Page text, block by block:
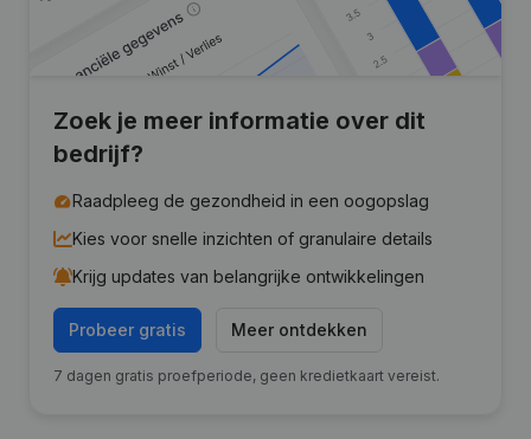
Zoek je meer informatie over dit
bedrijf?
Raadpleeg de gezondheid in een oogopslag
Kies voor snelle inzichten of granulaire details
Krijg updates van belangrijke ontwikkelingen
Probeer gratis Meer ontdekken
7 dagen gratis proefperiode, geen kredietkaart vereist.